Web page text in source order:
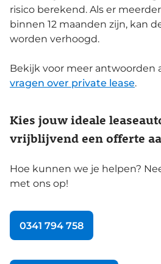
risico berekend. Als er
binnen 12 maanden zijn, kan
worden verhoogd.
Bekijk voor meer antwoorden
vragen over private lease.
Kies jouw ideale
vrijblijvend een offerte
Hoe kunnen we je helpen?
met ons op!
0341 794 758